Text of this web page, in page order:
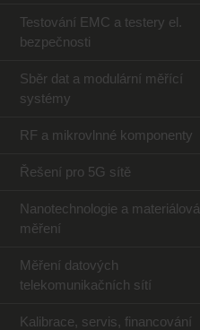
Testování EMC a testery el.
bezpečnosti
Sběr dat a modulární měřící
systémy
RF a mikrovlnné komponenty
Řešení pro 5G sítě
Nanotechnologie a materiálová
měření
Měření datových
telekomunikačních sítí
Kalibrace, servis, financování